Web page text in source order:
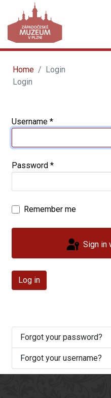
Home
Login
Login
Username *
Password *
Remember me
Sign in
Log in
Forgot your password?
Forgot your username?